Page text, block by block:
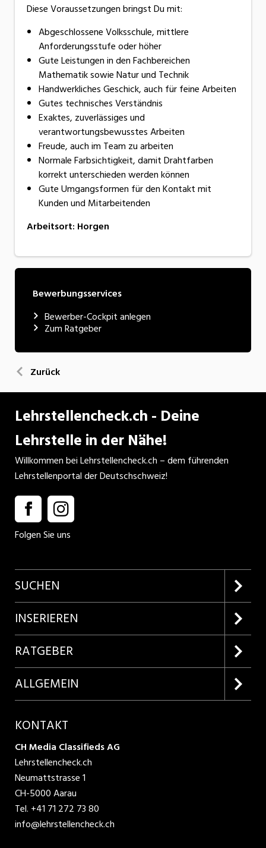
Diese Voraussetzungen bringst Du mit:
Abgeschlossene Volksschule, mittlere
Anforderungsstufe oder höher
Gute Leistungen in den Fachbereichen
Mathematik sowie Natur und Technik
Handwerkliches Geschick, auch für feine Arbeiten
Gutes technisches Verständnis
Exaktes, zuverlässiges und
verantwortungsbewusstes Arbeiten
Freude, auch im Team zu arbeiten
Normale Farbsichtigkeit, damit Drahtfarben
korrekt unterschieden werden können
Gute Umgangsformen für den Kontakt mit
Kunden und Mitarbeitenden
Arbeitsort: Horgen
Bewerbungsservices
Bewerber-Cockpit anlegen
Zum Ratgeber
Zurück
Lehrstellencheck.ch - Deine
Lehrstelle in der Nähe!
Willkommen bei Lehrstellencheck.ch – dem führenden
Lehrstellenportal der Deutschschweiz!
Folgen Sie uns
SUCHEN
Firmenprofile entdecken
Lehrstellen suchen
INSERIEREN
Kundenlogin
Inserieren
Produkte
RATGEBER
Lehrberufe entdecken
ALLGEMEIN
AGB
Datenschutzbestimmungen
Nutzungsbedingungen
Impressum
KONTAKT
CH Media Classifieds AG
Lehrstellencheck.ch
Neumattstrasse 1
CH-5000 Aarau
Tel. +41 71 272 73 80
info@lehrstellencheck.ch